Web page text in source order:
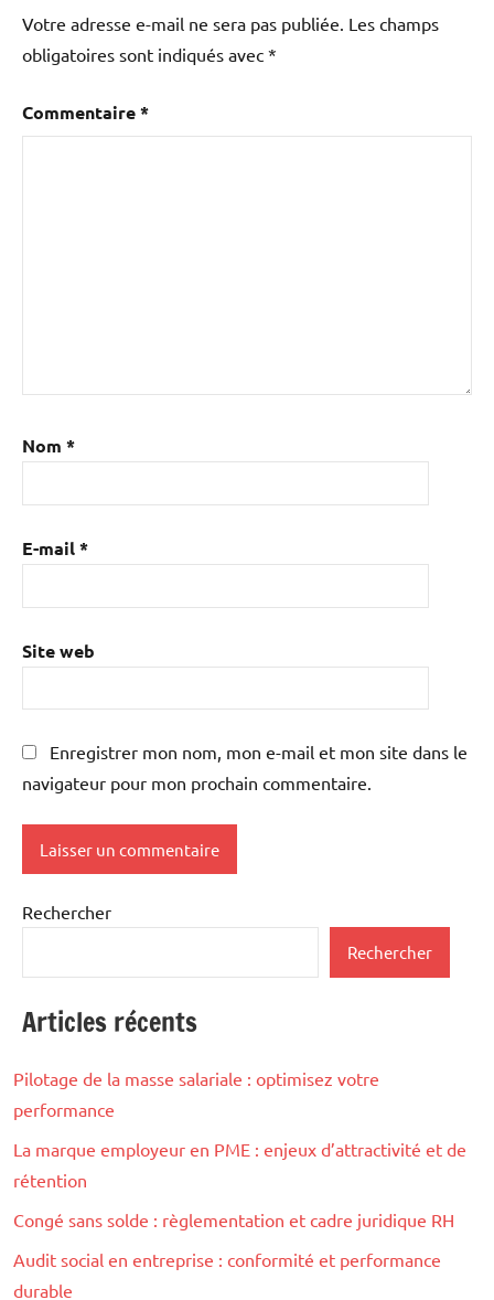
Votre adresse e-mail ne sera pas publiée. Les champs
obligatoires sont indiqués avec *
Commentaire*
Nom *
E-mail*
Site web
Enregistrer mon nom, mon e-mail et mon site dans le
navigateur pour mon prochain commentaire.
Rechercher
Rechercher
Articles récents
Pilotage de la masse salariale : optimisez votre
performance
La marque employeur en PME : enjeux d’attractivité et de
rétention
Congé sans solde : règlementation et cadre juridique RH
Audit social en entreprise : conformité et performance
durable